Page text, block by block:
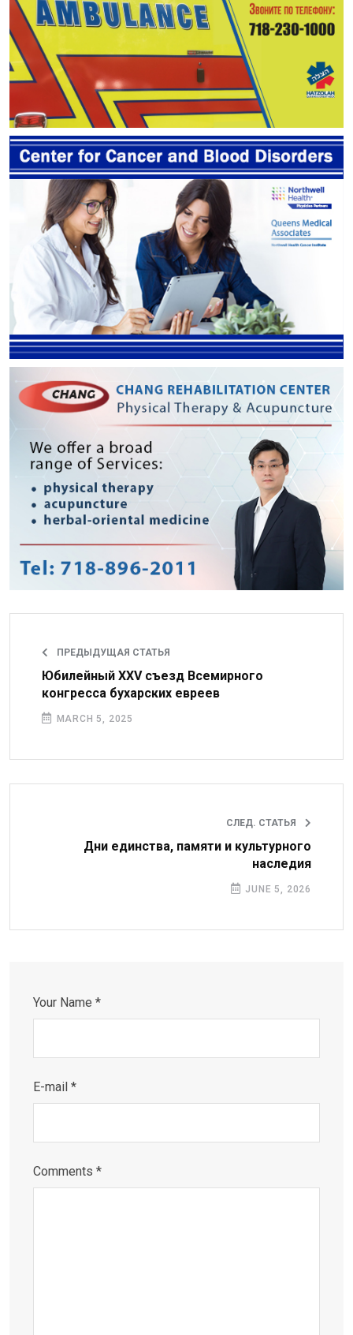
ПРЕДЫДУЩАЯ СТАТЬЯ
Юбилейный XXV съезд Всемирного
конгресса бухарских евреев
MARCH 5, 2025
СЛЕД. СТАТЬЯ
Дни единства, памяти и культурного
наследия
JUNE 5, 2026
Your Name *
E-mail *
Comments *